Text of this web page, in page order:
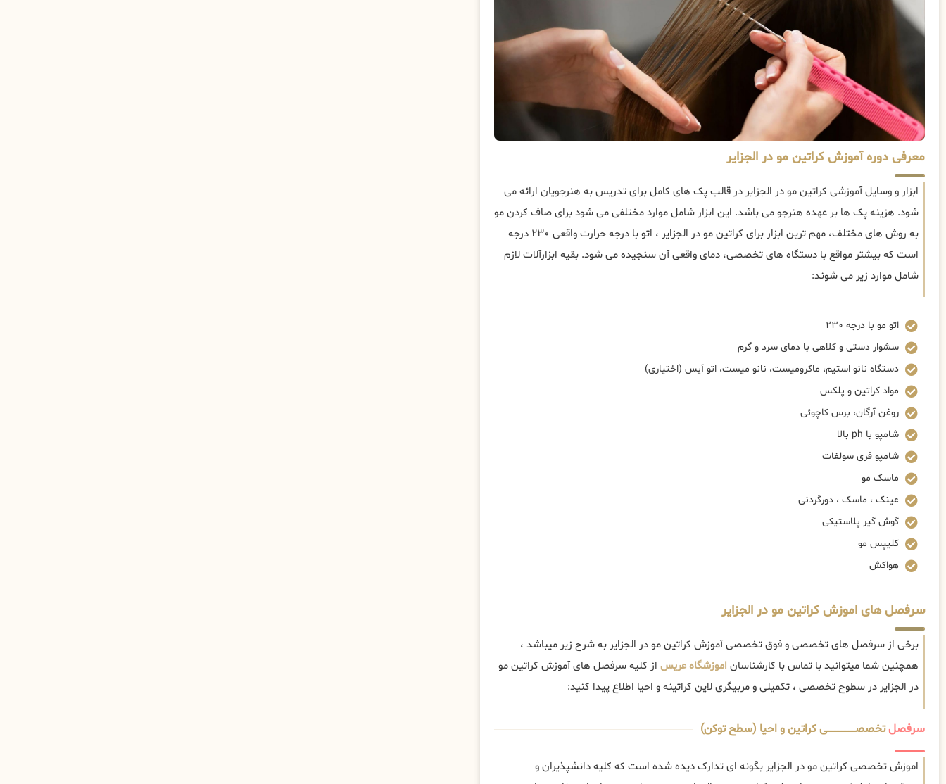
معرفی دوره آموزش کراتین مو در الجزایر
ابزار و وسایل آموزشی کراتین مو در الجزایر در قالب پک های کامل برای تدریس به هنرجویان ارائه می
شود. هزینه پک ها بر عهده هنرجو می باشد. این ابزار شامل موارد مختلفی می شود برای صاف کردن مو
به روش های مختلف، مهم ترین ابزار برای کراتین مو در الجزایر ، اتو با درجه حرارت واقعی ۲۳۰ درجه
است که بیشتر مواقع با دستگاه های تخصصی، دمای واقعی آن سنجیده می شود. بقیه ابزارآلات لازم
شامل موارد زیر می شوند:
اتو مو با درجه ۲۳۰
سشوار دستی و کلاهی با دمای سرد و گرم
دستگاه نانو استیم، ماکرومیست، نانو میست، اتو آیس (اختیاری)
مواد کراتین و پلکس
روغن آرگان، برس کاچوئی
شامپو با ph بالا
شامپو فری سولفات
ماسک مو
عینک ، ماسک ، دورگردنی
گوش گیر پلاستیکی
کلیپس مو
هواکش
سرفصل های اموزش کراتین مو در الجزایر
برخی از سرفصل های تخصصی و فوق تخصصی آموزش کراتین مو در الجزایر به شرح زیر میباشد ،
همچنین شما میتوانید با تماس با کارشناسان اموزشگاه عریس از کلیه سرفصل های آموزش کراتین مو
در الجزایر در سطوح تخصصی ، تکمیلی و مربیگری لاین کراتینه و احیا اطلاع پیدا کنید:
سرفصلتخصصــــــــــــــــــــی کراتین و احیا (سطح توکن)
اموزش تخصصی کراتین مو در الجزایر بگونه ای تدارک دیده شده است که کلیه دانشپذیران و